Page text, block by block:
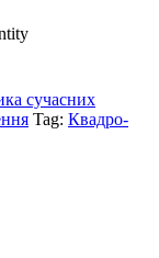
сучасних
Tag: Квадро-